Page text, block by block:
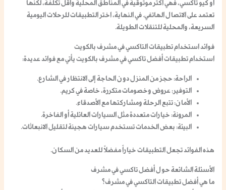
أو كيو تاكسي، فهي أكثر موثوقية في المناطق المحلية وأقل تكلفة، لكنها
تعتمد على الاتصال الهاتفي. في النهاية، اختر التطبيقات للرحلات اليومية
السريعة، والمحلية للتنقلات الطويلة.
فوائد استخدام تطبيقات التاكسي في مشرف بالكويت
استخدام تطبيقات أفضل تاكسي في مشرف بالكويت يأتي مع فوائد عديدة:
الراحة: حجز من المنزل دون الحاجة إلى الانتظار في الشارع.
التوفير: عروض وخصومات متكررة، خاصة في كريم.
الأمان: تتبع الرحلة ومشاركتها مع الأصدقاء.
المرونة: خيارات متعددة مثل السيارات العائلية أو الفاخرة.
البيئة: بعض الخدمات تستخدم سيارات هجينة لتقليل الانبعاثات.
هذه الفوائد تجعل التطبيقات خياراً مفضلاً للعديد من السكان.
الأسئلة الشائعة حول أفضل تاكسي في مشرف
ما هي أفضل تطبيقات التاكسي في مشرف؟